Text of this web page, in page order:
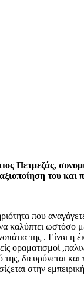
Πετμεζάς,
του και
που
ωστόσο με
της . Είναι
οραματισμοί
διευρύνεται
στην